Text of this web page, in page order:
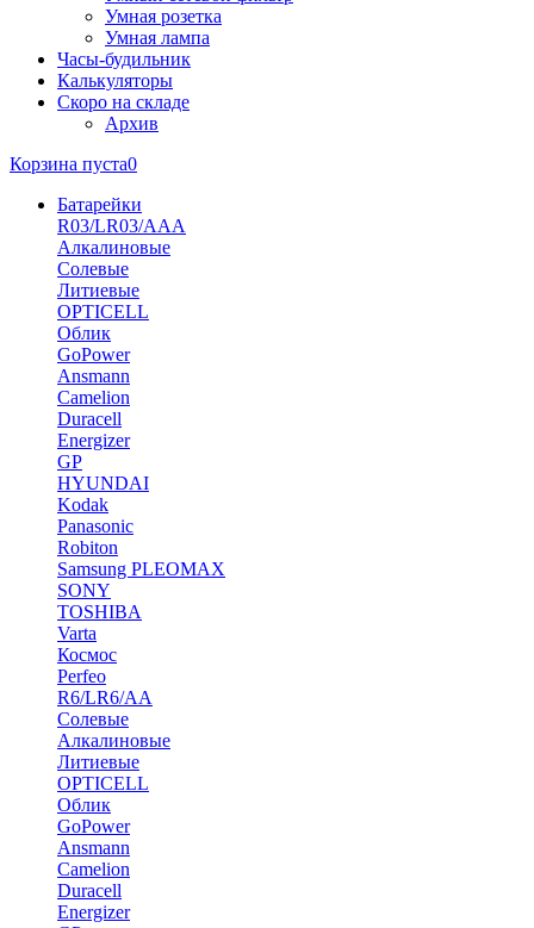
Умная розетка
Умная лампа
Часы-будильник
Калькуляторы
Скоро на складе
Архив
Корзина пуста0
Батарейки
R03/LR03/AAA
Алкалиновые
Солевые
Литиевые
OPTICELL
Облик
GoPower
Ansmann
Camelion
Duracell
Energizer
GP
HYUNDAI
Kodak
Panasonic
Robiton
Samsung PLEOMAX
SONY
TOSHIBA
Varta
Космос
Perfeo
R6/LR6/AA
Солевые
Алкалиновые
Литиевые
OPTICELL
Облик
GoPower
Ansmann
Camelion
Duracell
Energizer